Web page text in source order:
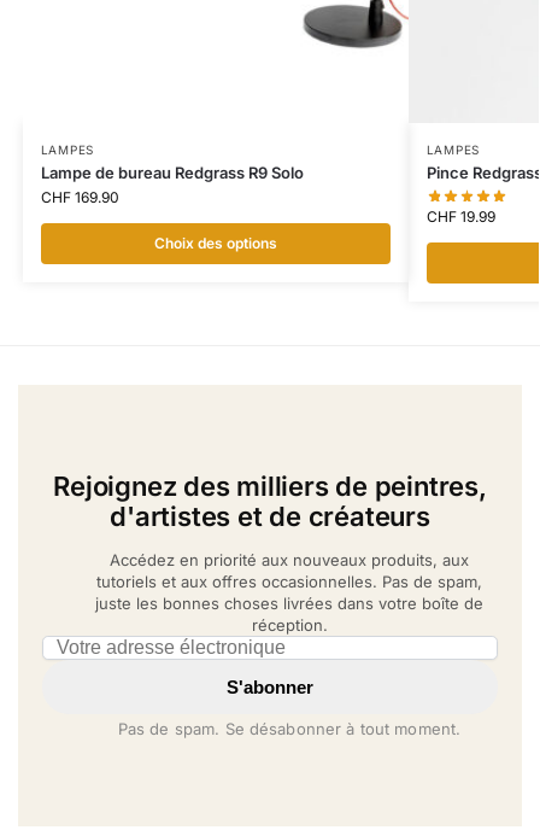
LAMPES
Lampe de bureau Redgrass R9 Solo
CHF169.90
Choix des options
LAMPES
Pince
CHF19.99
Rejoignez des milliers de peintres,
d'artistes et de créateurs
Accédez en priorité aux nouveaux produits, aux
tutoriels et aux offres occasionnelles. Pas de spam,
juste les bonnes choses livrées dans votre boîte de
réception.
Email address
S'abonner
Pas de spam. Se désabonner à tout moment.